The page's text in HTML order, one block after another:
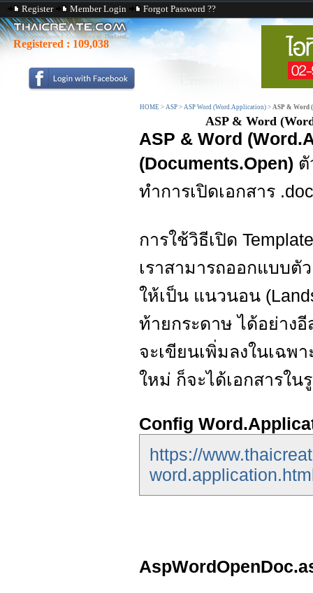
Register Member Login Forgot Password ??
Registered : 109,038
HOME > ASP > ASP Word (Word.Application) > ASP & Word
ASP & Word
ASP & Word
(Documents.Open) ตั
ทำการเปิดเอกสาร
การใช้วิธีเปิด
เราสามารถออกแบบตั
ให้เป็น แนวนอน
ท้ายกระดาษ ได้อย่างอี
จะเขียนเพิ่มลงในเฉพ
ใหม่ ก็จะได้เอกสารใ
Config
https://